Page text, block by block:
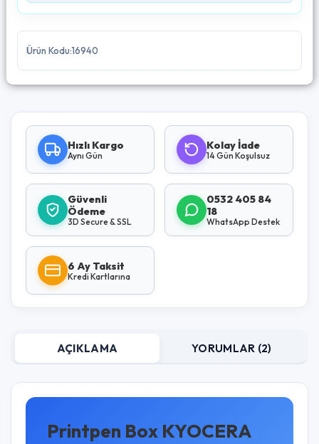
Ürün Kodu:16940
Hızlı Kargo
Aynı Gün
Kolay İade
14 Gün Koşulsuz
Güvenli
Ödeme
3D Secure & SSL
0532 405 84
18
WhatsApp Destek
6 Ay Taksit
Kredi Kartlarına
AÇIKLAMA YORUMLAR (2)
Printpen Box KYOCERA